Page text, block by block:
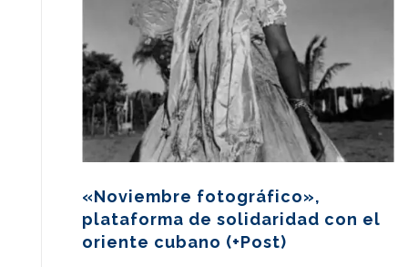
«Noviembre fotográfico»,
plataforma de solidaridad con el
oriente cubano (+Post)